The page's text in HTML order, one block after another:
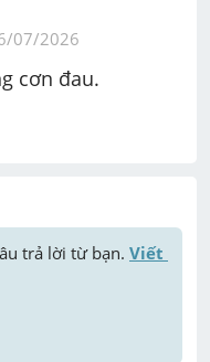
07/2026
cơn đau.
trả lời từ bạn. Viết